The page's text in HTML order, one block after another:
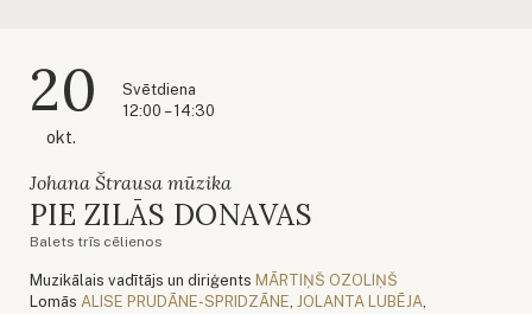
20
okt.
Svētdiena
12:00 – 14:30
Johana Štrausa mūzika
PIE ZILĀS DONAVAS
Balets trīs cēlienos
Muzikālais vadītājs un diriģents MĀRTIŅŠ OZOLIŅŠ
Lomās ALISE PRUDĀNE-SPRIDZĀNE JOLANTA LUBĒJA